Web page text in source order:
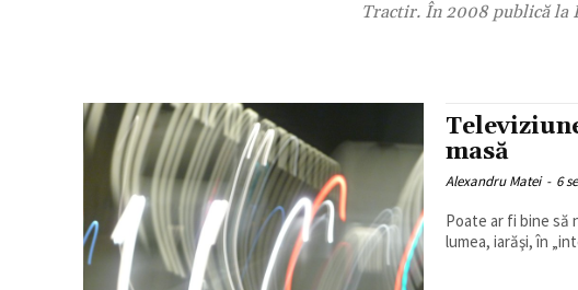
Tractir. În 2008 publică la
masă
Alexandru Matei - 6
Poate ar fi bine să
lumea, iarăşi, în